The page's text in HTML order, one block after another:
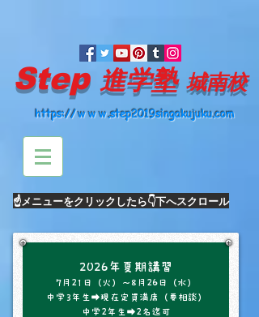
Step 進学塾 城南校
https://ｗｗｗ.step2019singakujuku.com
☝メニューをクリック​したら👇下へスクロール
2026年夏期講習
7月21日（火）～8月26日（水）
中学3年生➡現在定員満席（要相談）
中学2年生➡2名迄可